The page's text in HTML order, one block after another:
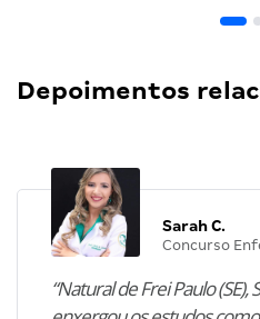
Depoimentos
Sarah C.
Concurso
“Natural de Frei Paulo (SE),